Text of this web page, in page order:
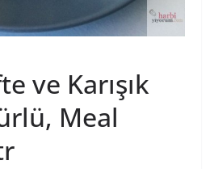
ve Karışık
Meal